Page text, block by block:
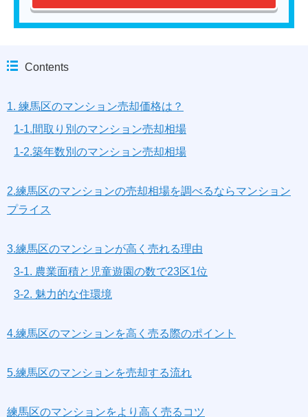
Contents
1. 練馬区のマンション売却価格は？
1-1.間取り別のマンション売却相場
1-2.築年数別のマンション売却相場
2.練馬区のマンションの売却相場を調べるならマンション
プライス
3.練馬区のマンションが高く売れる理由
3-1. 農業面積と児童遊園の数で23区1位
3-2. 魅力的な住環境
4.練馬区のマンションを高く売る際のポイント
5.練馬区のマンションを売却する流れ
練馬区のマンションをより高く売るコツ